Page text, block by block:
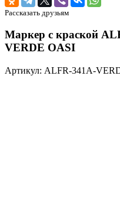
Рассказать друзьям
Маркер с краской
VERDE OASI
Артикул: ALFR-341A-